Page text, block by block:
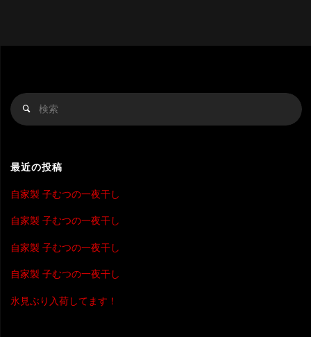
索
検
最近の投稿
自家製 子むつの一夜干し
自家製 子むつの一夜干し
自家製 子むつの一夜干し
自家製 子むつの一夜干し
氷見ぶり入荷してます！